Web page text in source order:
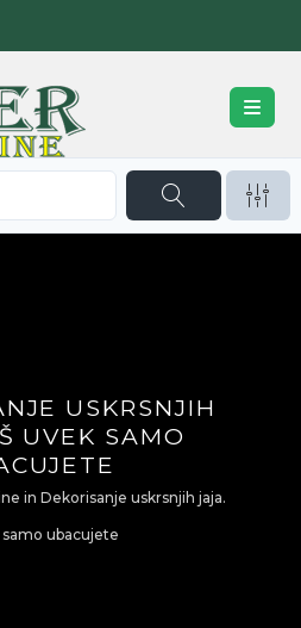
USKRSNJIH
UVEK SAMO
in Dekorisanje uskrsnjih jaja.
ubacujete